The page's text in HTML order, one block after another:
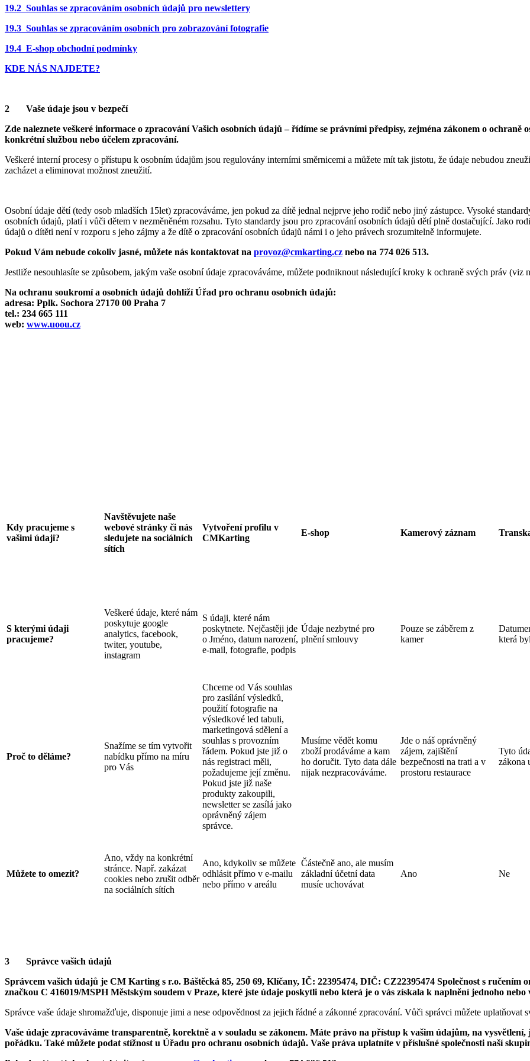
19.2 Souhlas se zpracováním osobních údajů pro newslettery
19.3 Souhlas se zpracováním osobních pro zobrazování fotografie
19.4 E-shop obchodní podmínky
KDE NÁS NAJDETE?
2 Vaše údaje jsou v bezpečí
Zde naleznete veškeré informace o zpracování Vašich osobních údajů – řídíme se právními předpisy, zejména zákonem o ochraně
konkrétní službou nebo účelem zpracování.
Veškeré interní procesy o přístupu k osobním údajům jsou regulovány interními směrnicemi a můžete mít tak jistotu, že údaje nebudou
zacházet a eliminovat možnost zneužití.
Osobní údaje dětí (tedy osob mladších 15let) zpracováváme, jen pokud za dítě jednal nejprve jeho rodič nebo jiný zástupce. Vysoké
osobních údajů, platí i vůči dětem v nezměněném rozsahu. Tyto standardy jsou pro zpracování osobních údajů dětí plně dostačující. Jako
údajů o dítěti není v rozporu s jeho zájmy a že dítě o zpracování osobních údajů námi i o jeho právech srozumitelně informujete.
Pokud Vám nebude cokoliv jasné, můžete nás kontaktovat na provoz@cmkarting.cz nebo na 774 026 513.
Jestliže nesouhlasíte se způsobem, jakým vaše osobní údaje zpracováváme, můžete podniknout následující kroky k ochraně svých práv (viz
Na ochranu soukromí a osobních údajů dohlíží Úřad pro ochranu osobních údajů:
adresa: Pplk. Sochora 27170 00 Praha 7
tel.: 234 665 111
web: www.uoou.cz
Kdy pracujeme s
vašimi údaji?
Navštěvujete naše
webové stránky či nás
sledujete na sociálních
sítích
Vytvoření profilu v
CMKarting
E-shop Kamerový záznam
S kterými údaji
pracujeme?
Veškeré údaje, které nám
poskytuje google
analytics, facebook,
twiter, youtube,
instagram
S údaji, které nám
poskytnete. Nejčastěji jde
o Jméno, datum narození,
e-mail, fotografie, podpis
Údaje nezbytné pro
plnění smlouvy
Pouze se záběrem z
kamer
která
Proč to děláme?
Snažíme se tím vytvořit
nabídku přímo na míru
pro Vás
Chceme od Vás souhlas
pro zasílání výsledků,
použití fotografie na
výsledkové led tabuli,
marketingová sdělení a
souhlas s provozním
řádem. Pokud jste již o
nás registraci měli,
požadujeme její změnu.
Pokud jste již naše
produkty zakoupili,
newsletter se zasílá jako
oprávněný zájem
správce.
Musíme vědět komu
zboží prodáváme a kam
ho doručit. Tyto data dále
nijak nezpracováváme.
Jde o náš oprávněný
zájem, zajištění
bezpečnosti na trati a v
prostoru restaurace
Tyto
zákona
Můžete to omezit?
Ano, vždy na konkrétní
stránce. Např. zakázat
cookies nebo zrušit odběr
na sociálních sítích
Ano, kdykoliv se můžete
odhlásit přímo v e-mailu
nebo přímo v areálu
Částečně ano, ale musím
základní účetní data
musíe uchovávat
Ano Ne
3 Správce vašich údajů
Správcem vašich údajů je CM Karting s r.o. Báštěcká 85, 250 69, Klíčany, IČ: 22395474, DIČ: CZ22395474 Společnost s ručením
značkou C 416019/MSPH Městským soudem v Praze, které jste údaje poskytli nebo která je o vás získala k naplnění jednoho nebo
Správce vaše údaje shromažďuje, disponuje jimi a nese odpovědnost za jejich řádné a zákonné zpracování. Vůči správci můžete uplatňovat
Vaše údaje zpracováváme transparentně, korektně a v souladu se zákonem. Máte právo na přístup k vašim údajům, na
pořádku. Také můžete podat stížnost u Úřadu pro ochranu osobních údajů. Vaše práva uplatníte v příslušné společnosti naší